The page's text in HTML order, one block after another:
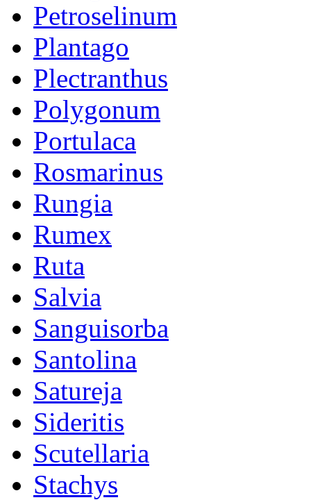
Petroselinum
Plantago
Plectranthus
Polygonum
Portulaca
Rosmarinus
Rungia
Rumex
Ruta
Salvia
Sanguisorba
Santolina
Satureja
Sideritis
Scutellaria
Stachys